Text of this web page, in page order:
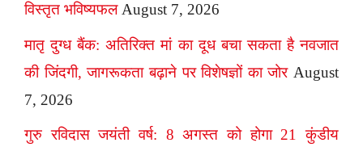
विस्तृत भविष्यफल August 7, 2026
मातृ दुग्ध बैंक: अतिरिक्त मां का दूध बचा सकता है नवजात
की जिंदगी, जागरूकता बढ़ाने पर विशेषज्ञों का जोर August
7, 2026
गुरु रविदास जयंती वर्ष: 8 अगस्त को होगा 21 कुंडीय